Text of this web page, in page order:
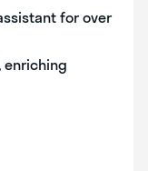
for over
enriching